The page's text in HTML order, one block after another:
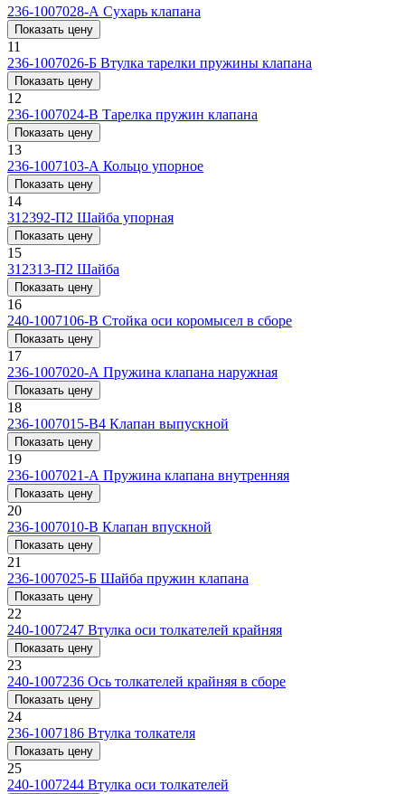
236-1007028-А Сухарь клапана
Показать цену
11
236-1007026-Б Втулка тарелки пружины клапана
Показать цену
12
236-1007024-В Тарелка пружин клапана
Показать цену
13
236-1007103-А Кольцо упорное
Показать цену
14
312392-П2 Шайба упорная
Показать цену
15
312313-П2 Шайба
Показать цену
16
240-1007106-В Стойка оси коромысел в сборе
Показать цену
17
236-1007020-А Пружина клапана наружная
Показать цену
18
236-1007015-В4 Клапан выпускной
Показать цену
19
236-1007021-А Пружина клапана внутренняя
Показать цену
20
236-1007010-В Клапан впускной
Показать цену
21
236-1007025-Б Шайба пружин клапана
Показать цену
22
240-1007247 Втулка оси толкателей крайняя
Показать цену
23
240-1007236 Ось толкателей крайняя в сборе
Показать цену
24
236-1007186 Втулка толкателя
Показать цену
25
240-1007244 Втулка оси толкателей